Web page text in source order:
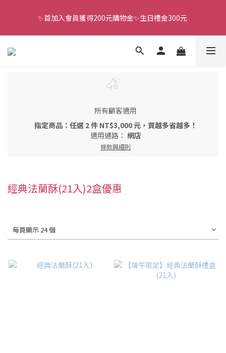
全館滿千免運
✨首加入會員獲得200元購物金✨生日禮金300元
所有顧客適用
指定商品：任選 2 件 NT$3,000 元，買越多省越多！
適用通路： 網店
條款與細則
經典法蘭酥(21入)2盒優惠
每頁顯示 24 個